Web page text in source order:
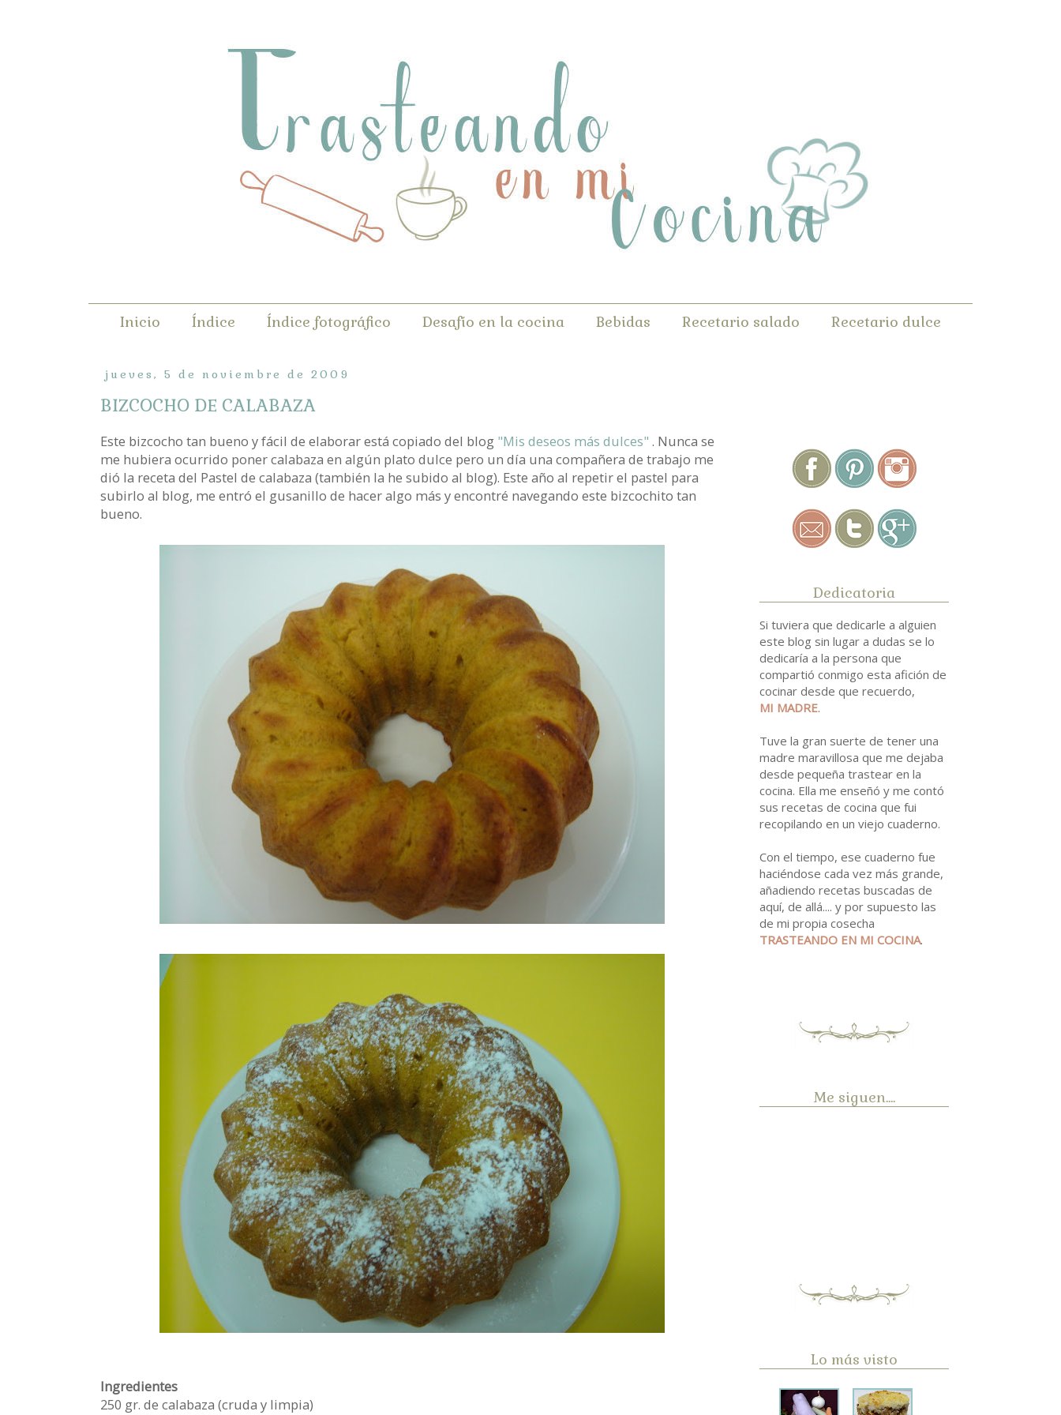
Inicio Índice Índice fotográfico Desafío en la cocina Bebidas Recetario salado Recetario dulce
jueves, 5 de noviembre de 2009
BIZCOCHO DE CALABAZA
Este bizcocho tan bueno y fácil de elaborar está copiado del blog "Mis deseos más dulces" . Nunca se
me hubiera ocurrido poner calabaza en algún plato dulce pero un día una compañera de trabajo me
dió la receta del Pastel de calabaza (también la he subido al blog). Este año al repetir el pastel para
subirlo al blog, me entró el gusanillo de hacer algo más y encontré navegando este bizcochito tan
bueno.
Ingredientes
250 gr. de calabaza (cruda y limpia)
Dedicatoria
Si tuviera que dedicarle a alguien
este blog sin lugar a dudas se lo
dedicaría a la persona que
compartió conmigo esta afición de
cocinar desde que recuerdo,
MI MADRE.
Tuve la gran suerte de tener una
madre maravillosa que me dejaba
desde pequeña trastear en la
cocina. Ella me enseñó y me contó
sus recetas de cocina que fui
recopilando en un viejo cuaderno.
Con el tiempo, ese cuaderno fue
haciéndose cada vez más grande,
añadiendo recetas buscadas de
aquí, de allá.... y por supuesto las
de mi propia cosecha
TRASTEANDO EN MI COCINA.
Me siguen....
Lo más visto